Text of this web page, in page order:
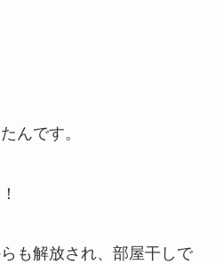
んです。
も解放され、部屋干しで